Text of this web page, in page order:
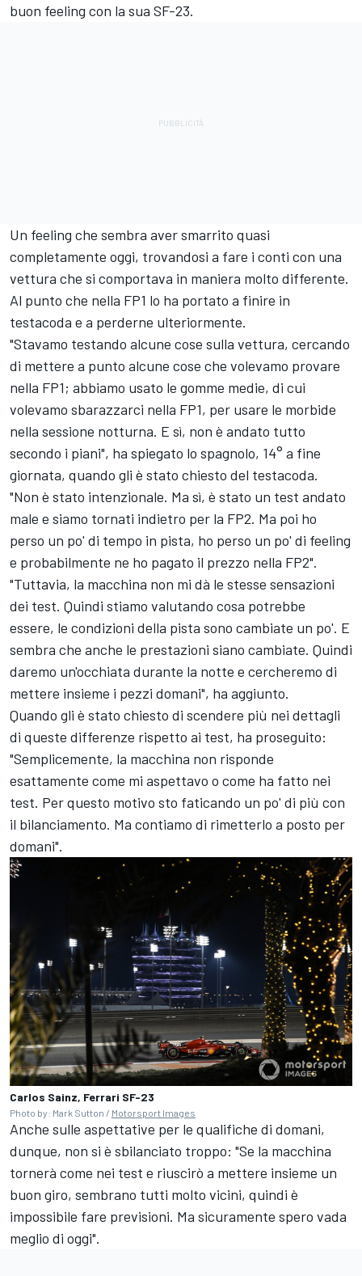
buon feeling con la sua SF-23.
Un feeling che sembra aver smarrito quasi
completamente oggi, trovandosi a fare i conti con una
vettura che si comportava in maniera molto differente.
Al punto che nella FP1 lo ha portato a finire in
testacoda e a perderne ulteriormente.
"Stavamo testando alcune cose sulla vettura, cercando
di mettere a punto alcune cose che volevamo provare
nella FP1; abbiamo usato le gomme medie, di cui
volevamo sbarazzarci nella FP1, per usare le morbide
nella sessione notturna. E sì, non è andato tutto
secondo i piani", ha spiegato lo spagnolo, 14° a fine
giornata, quando gli è stato chiesto del testacoda.
"Non è stato intenzionale. Ma sì, è stato un test andato
male e siamo tornati indietro per la FP2. Ma poi ho
perso un po' di tempo in pista, ho perso un po' di feeling
e probabilmente ne ho pagato il prezzo nella FP2".
"Tuttavia, la macchina non mi dà le stesse sensazioni
dei test. Quindi stiamo valutando cosa potrebbe
essere, le condizioni della pista sono cambiate un po'. E
sembra che anche le prestazioni siano cambiate. Quindi
daremo un'occhiata durante la notte e cercheremo di
mettere insieme i pezzi domani", ha aggiunto.
Quando gli è stato chiesto di scendere più nei dettagli
di queste differenze rispetto ai test, ha proseguito:
"Semplicemente, la macchina non risponde
esattamente come mi aspettavo o come ha fatto nei
test. Per questo motivo sto faticando un po' di più con
il bilanciamento. Ma contiamo di rimetterlo a posto per
domani".
Carlos Sainz, Ferrari SF-23
Photo by: Mark Sutton / Motorsport Images
Anche sulle aspettative per le qualifiche di domani,
dunque, non si è sbilanciato troppo: "Se la macchina
tornerà come nei test e riuscirò a mettere insieme un
buon giro, sembrano tutti molto vicini, quindi è
impossibile fare previsioni. Ma sicuramente spero vada
meglio di oggi".